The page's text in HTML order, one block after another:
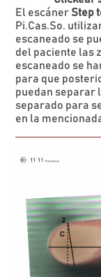
El escánerStep
Pi.Cas.So.
escaneado se
del paciente las
escaneado se
para que
puedan separar
separado para
en la